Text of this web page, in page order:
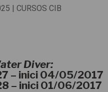
|CURSOS CIB
Diver:
– inici 04/05/2017
– inici 01/06/2017